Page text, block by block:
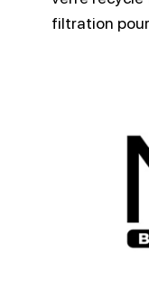
filtration